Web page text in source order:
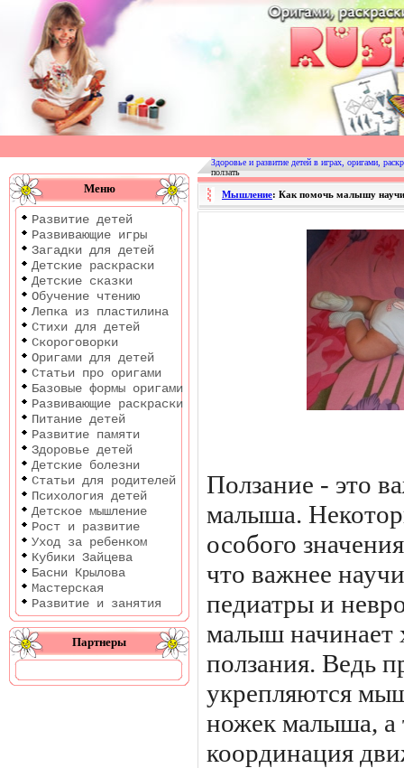
Оригами
|
Раскраски
Развитие
детей
Меню
Развитие детей
Развивающие игры
Загадки для детей
Детские раскраски
Детские сказки
Обучение чтению
Лепка из пластилина
Стихи для детей
Скороговорки
Оригами для детей
Статьи про оригами
Базовые формы оригами
Развивающие раскраски
Питание детей
Развитие памяти
Здоровье детей
Детские болезни
Статьи для родителей
Психология детей
Детское мышление
Рост и развитие
Уход за ребенком
Кубики Зайцева
Басни Крылова
Мастерская
Развитие и занятия
Партнеры
Здоровье и развитие детей в играх, оригами,
ползать
Мышление: Как помочь малышу
Ползание - это
малыша.
особого
что важнее
педиатры и
малыш начинает
ползания. Ведь
укрепляются
ножек малыша, а
координация